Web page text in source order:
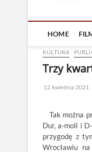
HOME
KULTURA
Trzy
12 kwietnia 2021
Tak można
Dur, a-moll i
przygodę z
Wrocławiu